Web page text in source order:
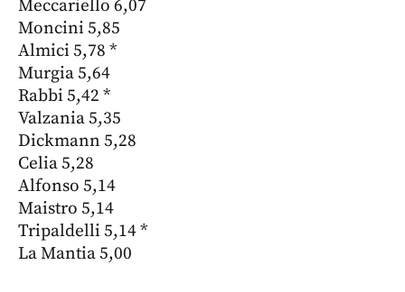
Meccariello 6,07
Moncini 5,85
Almici 5,78 *
Murgia 5,64
Rabbi 5,42 *
Valzania 5,35
Dickmann 5,28
Celia 5,28
Alfonso 5,14
Maistro 5,14
Tripaldelli 5,14 *
La Mantia 5,00